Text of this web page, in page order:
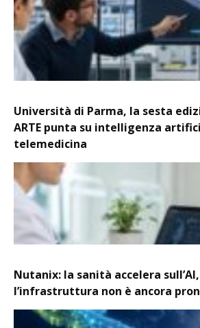
Università di Parma, la sesta
ARTE punta su intelligenza
telemedicina
Nutanix: la sanità accelera
l’infrastruttura non è ancora